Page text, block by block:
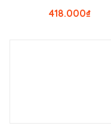
₫
418.000